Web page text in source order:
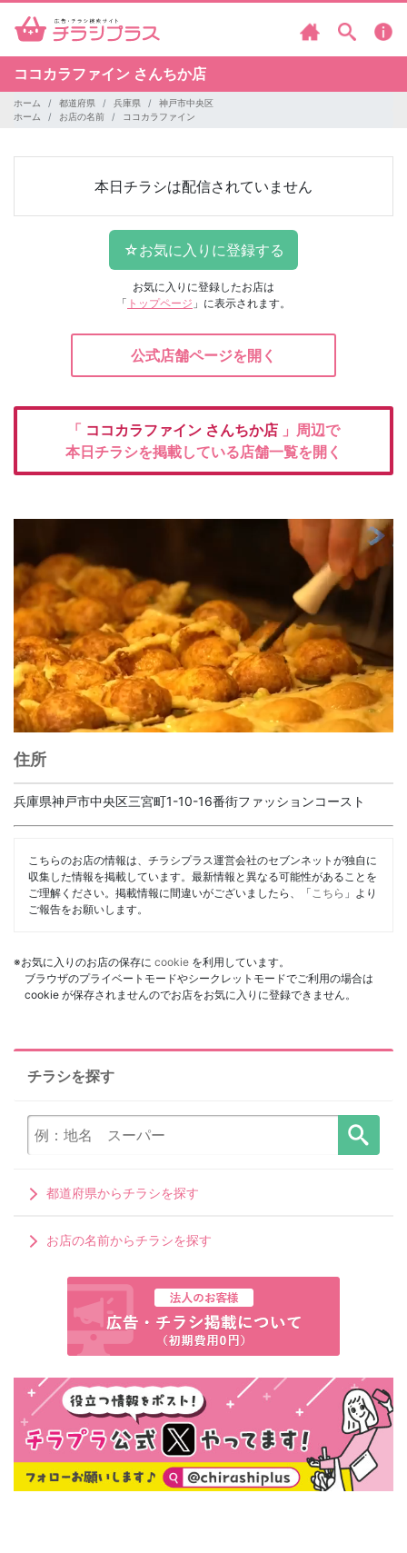
ココカラファイン さんちか店
ホーム 都道府県 兵庫県
神戸市中央区
ホーム
お店の名前 ココカラファイン
本日チラシは配信されていません
お気に入りに登録したお店は
「 トップページ 」に表示されます。
公式店舗ページを開く
「 ココカラファイン さんちか店 」周辺で
本日チラシを掲載している店舗一覧を開く
住所
兵庫県神戸市中央区三宮町1-10-16番街ファッションコースト
こちらのお店の情報は、チラシプラス運営会社のセブンネットが独自に
収集した情報を掲載しています。最新情報と異なる可能性があることを
ご理解ください。掲載情報に間違いがございましたら、「 こちら 」より
ご報告をお願いします。
※お気に入りのお店の保存に cookie を利用しています。
ブラウザのプライベートモードやシークレットモードでご利用の場合は
cookie が保存されませんのでお店をお気に入りに登録できません。
チラシを探す
都道府県からチラシを探す
お店の名前からチラシを探す